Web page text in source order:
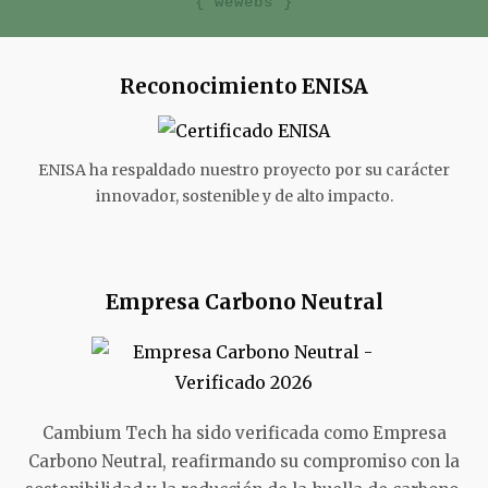
Reconocimiento ENISA
ENISA ha respaldado nuestro proyecto por su carácter
innovador, sostenible y de alto impacto.
Empresa Carbono Neutral
Cambium Tech ha sido verificada como Empresa
Carbono Neutral, reafirmando su compromiso con la